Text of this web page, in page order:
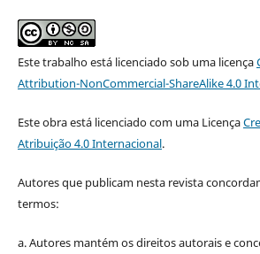
Este trabalho está licenciado sob uma licença
Attribution-NonCommercial-ShareAlike 4.0
Este obra está licenciado com uma Licença
Atribuição 4.0 Internacional.
Autores que publicam nesta revista
termos:
a. Autores mantém os direitos autorais e